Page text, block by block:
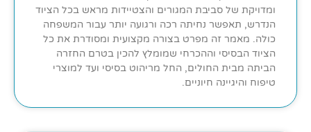
ומדויקת של סביבת המגורים והצטיידות מראש בכל הציוד
הנדרש, תאפשר נחיתה רכה ורגועה יותר עבור המשפחה
כולה. מאמר זה מפרט בצורה מקצועית ומסודרת את כל
הציוד הבסיסי וההכרחי שמומלץ להכין בטרם החזרה
הביתה מבית החולים, החל מריהוט בסיסי ועד למוצרי
טיפוח והיגיינה חיוניים.